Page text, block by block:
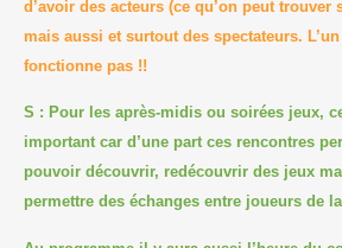
d’avoir des acteurs (ce qu’on peut trouver
mais aussi et surtout des spectateurs.
fonctionne pas !!
S : Pour les après-midis ou soirées jeux,
important car d’une part ces rencontres
pouvoir découvrir, redécouvrir des jeux
permettre des échanges entre joueurs de